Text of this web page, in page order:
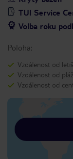
TUI Service
Volba roku
Poloha:
Vzdálenost od
Vzdálenost od
Vzdálenost od